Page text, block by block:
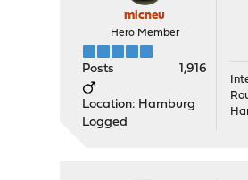
micneu
Hero Member
Posts 1,916
Location: Hamburg
Logged